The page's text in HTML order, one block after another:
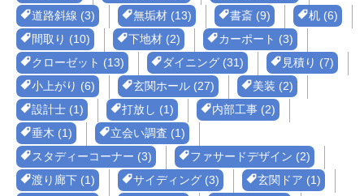
道路斜線 (3)
無垢材 (13) 書斎 (9)
机 (6)
間取り (10)
下地材 (2)
カーポート (3)
クローゼット (13)
ダイニング (31)
見積り (7)
小上がり (6)
玄関ホール (27)
美装 (2)
設計士 (1)
打放し (1)
内部工事 (2)
垂木 (1)
立会い調査 (1)
スタディーコーナー (3)
ファサードデザイン (2)
渡り廊下 (1)
サイディング (3)
玄関ドア (1)